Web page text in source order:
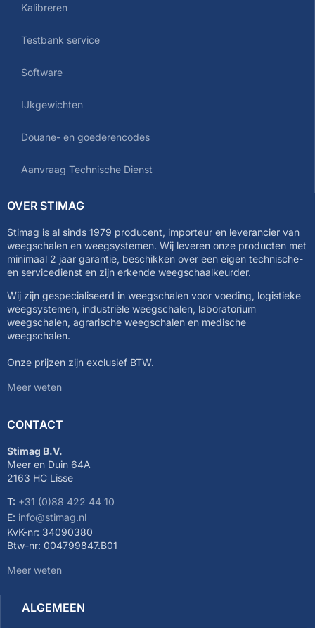
Kalibreren
Testbank service
Software
IJkgewichten
Douane- en goederencodes
Aanvraag Technische Dienst
OVER STIMAG
Stimag is al sinds 1979 producent, importeur en leverancier van
weegschalen en weegsystemen. Wij leveren onze producten met
minimaal 2 jaar garantie, beschikken over een eigen technische-
en servicedienst en zijn erkende weegschaalkeurder.
Wij zijn gespecialiseerd in weegschalen voor voeding, logistieke
weegsystemen, industriële weegschalen, laboratorium
weegschalen, agrarische weegschalen en medische
weegschalen.
Onze prijzen zijn exclusief BTW.
Meer weten
CONTACT
Stimag B.V.
Meer en Duin 64A
2163 HC Lisse
T: +31 (0)88 422 44 10
E: info@stimag.nl
KvK-nr: 34090380
Btw-nr: 004799847.B01
Meer weten
ALGEMEEN